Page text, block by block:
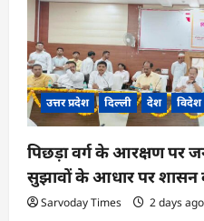
उत्तर प्रदेश दिल्ली देश विदेश
पिछड़ा वर्ग के आरक्षण पर
सुझावों के आधार पर शासन
Sarvoday Times 2 days ago